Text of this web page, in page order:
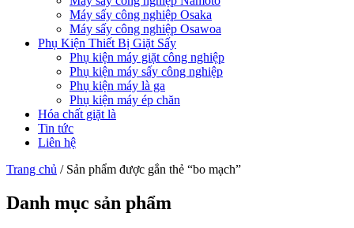
Máy sấy công nghiệp Osaka
Máy sấy công nghiệp Osawoa
Phụ Kiện Thiết Bị Giặt Sấy
Phụ kiện máy giặt công nghiệp
Phụ kiện máy sấy công nghiệp
Phụ kiện máy là ga
Phụ kiện máy ép chăn
Hóa chất giặt là
Tin tức
Liên hệ
Trang chủ / Sản phẩm được gắn thẻ “bo mạch”
Danh mục sản phẩm